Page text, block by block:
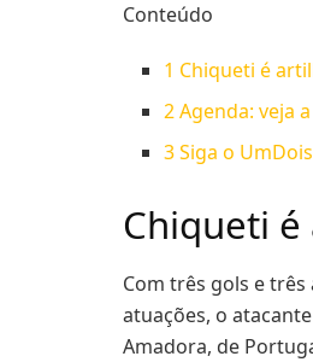
Conteúdo
1 Chiqueti é
2Agenda: veja
3Siga o
Chiqueti
Com três gols e
atuações, o
Amadora, de